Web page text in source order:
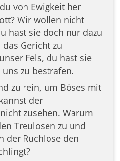
von Ewigkeit her
Wir wollen nicht
hast sie doch nur dazu
Gericht zu
Fels, du hast sie
zu bestrafen.
zu rein, um Böses mit
der
zusehen. Warum
Treulosen zu und
der Ruchlose den